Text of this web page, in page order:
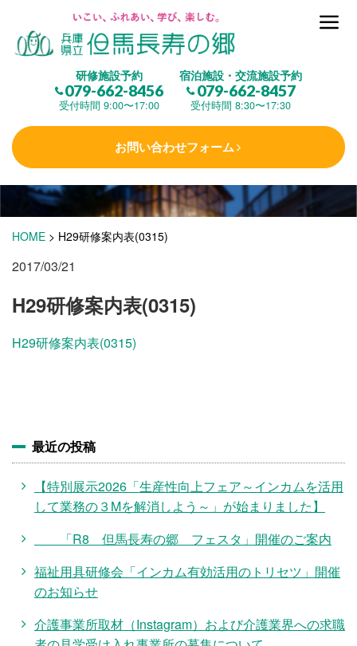
研修施設予約
079-662-8456
受付時間 9:00〜17:00
宿泊施設・交流施設予約
079-662-8457
受付時間 8:30〜17:30
お問い合わせフォーム
但馬長寿の郷とは
(研修施設)
楽しむ
学 ぶ(健康福祉)
泊まる(宿泊)
HOME > H29研修案内表(0315)
2017/03/21
H29研修案内表(0315)
H29研修案内表(0315)
最近の投稿
【特別展示2026「生産性向上フェア～インカムを活用
して業務の３Mを解消しよう～」が始まりました】
「R8 但馬長寿の郷 フェスタ」開催のご案内
福祉用具研修会「インカム有効活用のトリセツ」開催
のお知らせ
介護事業所取材（Instagram）および介護業界への求職